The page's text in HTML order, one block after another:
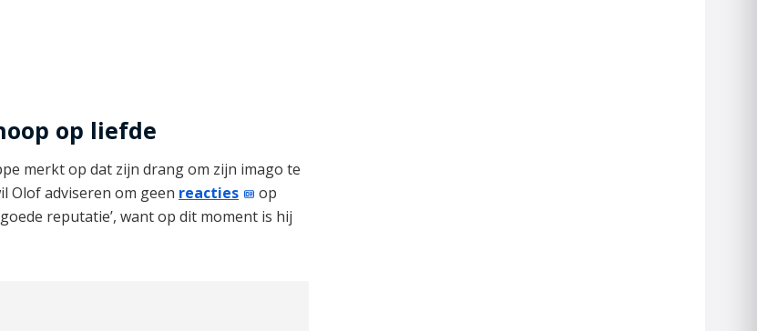
op liefde
merkt op dat zijn drang om zijn imago te
Olof adviseren om geen reacties
op
reputatie’, want op dit moment is hij